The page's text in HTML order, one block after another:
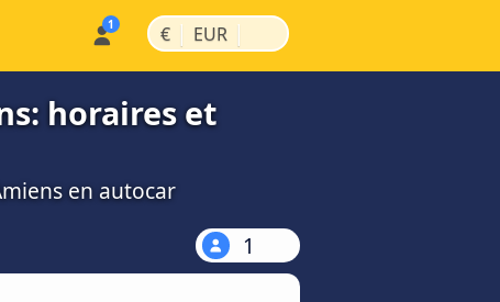
€ | EUR |
horaires et
en autocar
1